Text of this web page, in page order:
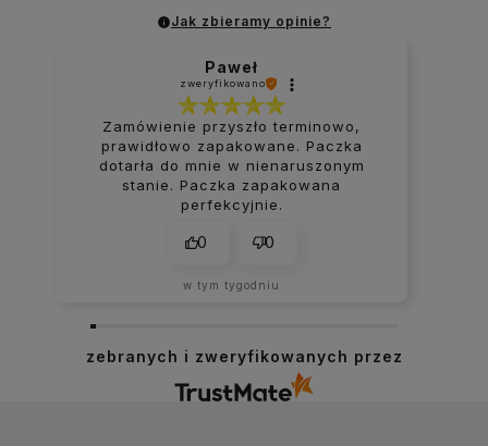
Jak zbieramy opinie?
Paweł
zweryfikowano
Zamówienie przyszło terminowo,
prawidłowo zapakowane. Paczka
dotarła do mnie w nienaruszonym
stanie. Paczka zapakowana
perfekcyjnie.
0 0
w tym tygodniu
zebranych i zweryfikowanych przez